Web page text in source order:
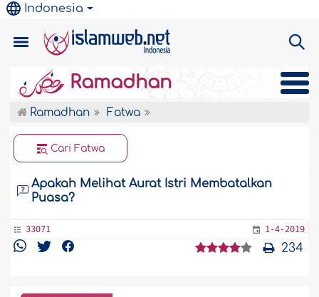
Indonesia
Ramadhan
Ramadhan Fatwa
Cari Fatwa
Apakah Melihat Aurat Istri Membatalkan
Puasa?
33071 1-4-2019
234